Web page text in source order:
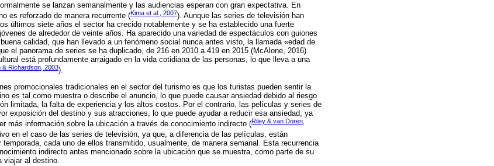
se lanzan semanalmente y las audiencias esperan con gran expectativa. En
es reforzado de manera recurrente (Kima et al., 2007). Aunque las series de televisión han
últimos siete años el sector ha crecido notablemente y se ha establecido una fuerte
de alrededor de veinte años. Ha aparecido una variedad de espectáculos con guiones
calidad, que han llevado a un fenómeno social nunca antes visto, la llamada «edad de
el panorama de series se ha duplicado, de 216 en 2010 a 419 en 2015 (McAlone, 2016).
está profundamente arraigado en la vida cotidiana de las personas, lo que lleva a una
& Richardson, 2003).
promocionales tradicionales en el sector del turismo es que los turistas pueden sentir la
es tal como muestra o describe el anuncio, lo que puede causar ansiedad debido al riesgo
limitada, la falta de experiencia y los altos costos. Por el contrario, las películas y series de
exposición del destino y sus atracciones, lo que puede ayudar a reducir esa ansiedad, ya
más información sobre la ubicación a través de conocimiento indirecto (Riley & van Doren,
en el caso de las series de televisión, ya que, a diferencia de las películas, están
cada uno de ellos transmitido, usualmente, de manera semanal. Esta recurrencia
indirecto antes mencionado sobre la ubicación que se muestra, como parte de su
viajar al destino.